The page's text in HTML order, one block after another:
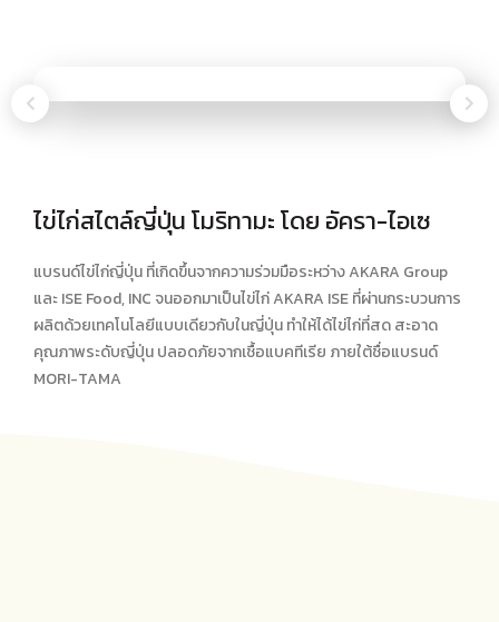
ไข่ไก่สไตล์ญี่ปุ่น โมริทามะ โดย อัครา-ไอเซ
แบรนด์ไข่ไก่ญี่ปุ่น ที่เกิดขึ้นจากความร่วมมือระหว่าง AKARA Group
และ ISE Food, INC จนออกมาเป็นไข่ไก่ AKARA ISE ที่ผ่านกระบวนการ
ผลิตด้วยเทคโนโลยีแบบเดียวกับในญี่ปุ่น ทำให้ได้ไข่ไก่ที่สด สะอาด
คุณภาพระดับญี่ปุ่น ปลอดภัยจากเชื้อแบคทีเรีย ภายใต้ชื่อแบรนด์
MORI-TAMA